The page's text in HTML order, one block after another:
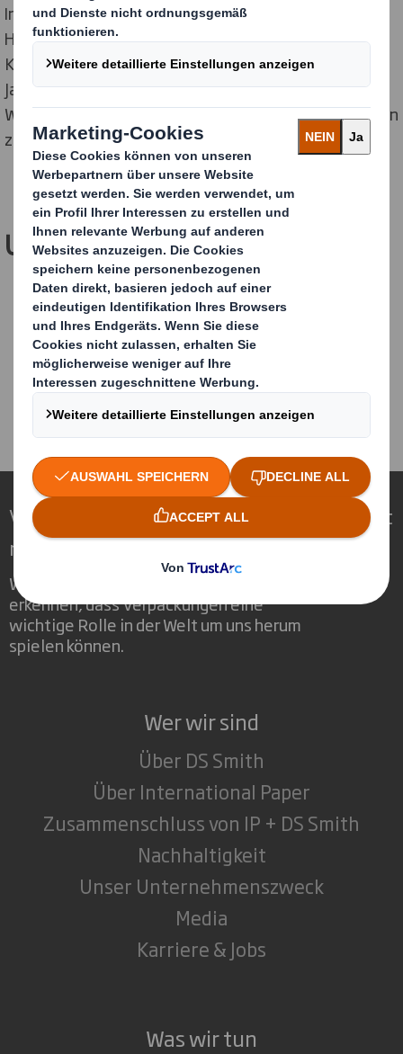
International Paper und DS Smith, zwei der führenden
Hersteller von nachhaltigen Verpackungen,
Kartonagen und Zellstoffprodukten, haben am 31.
Januar 2025 ihre Kräfte gebündelt, um einen neuen
Weltmarktführer für nachhaltige Verpackungslösungen
zu schaffen.
Unsere Standorte
FINDE HIER DEINEN NEUEN JOB
Verpackungen für eine sich wandelnde Welt
neu definieren
Wir sind anders, weil wir die Chance
erkennen, dass Verpackungen eine
wichtige Rolle in der Welt um uns herum
spielen können.
Wer wir sind
Über DS Smith
Über International Paper
Zusammenschluss von IP + DS Smith
Nachhaltigkeit
Unser Unternehmenszweck
Media
Karriere & Jobs
Was wir tun